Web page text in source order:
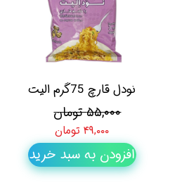
نودل قارچ 75گرم الیت
۵۵,۰۰۰ تومان
۴۹,۰۰۰ تومان
افزودن به سبد خرید